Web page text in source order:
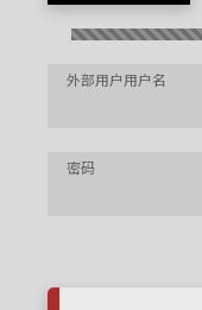
外部用户用户名
密码